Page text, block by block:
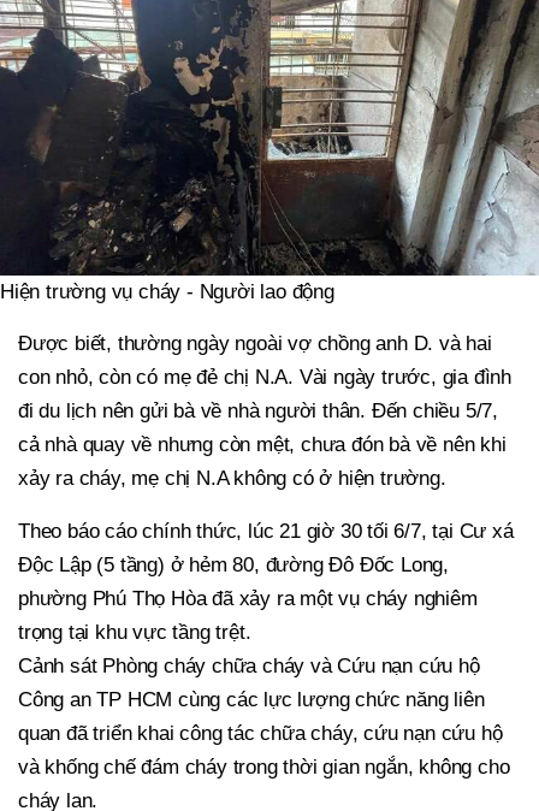
Hiện trường vụ cháy - Người lao động
Được biết, thường ngày ngoài vợ chồng anh D. và hai
con nhỏ, còn có mẹ đẻ chị N.A. Vài ngày trước, gia đình
đi du lịch nên gửi bà về nhà người thân. Đến chiều 5/7,
cả nhà quay về nhưng còn mệt, chưa đón bà về nên khi
xảy ra cháy, mẹ chị N.A không có ở hiện trường.
Theo báo cáo chính thức, lúc 21 giờ 30 tối 6/7, tại Cư xá
Độc Lập (5 tầng) ở hẻm 80, đường Đô Đốc Long,
phường Phú Thọ Hòa đã xảy ra một vụ cháy nghiêm
trọng tại khu vực tầng trệt.
Cảnh sát Phòng cháy chữa cháy và Cứu nạn cứu hộ
Công an TP HCM cùng các lực lượng chức năng liên
quan đã triển khai công tác chữa cháy, cứu nạn cứu hộ
và khống chế đám cháy trong thời gian ngắn, không cho
cháy lan.